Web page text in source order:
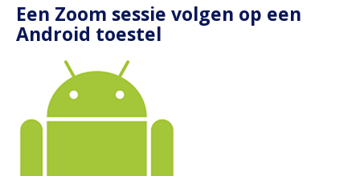
Een Zoom sessie volgen op een
Android toestel